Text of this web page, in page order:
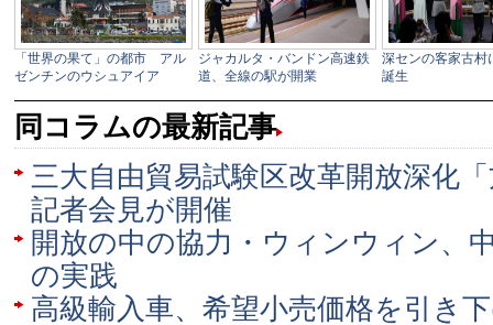
同コラムの最新記事
三大自由貿易試験区改革開放深化
記者会見が開催
開放の中の協力・ウィンウィン、
の実践
高級輸入車、希望小売価格を引き